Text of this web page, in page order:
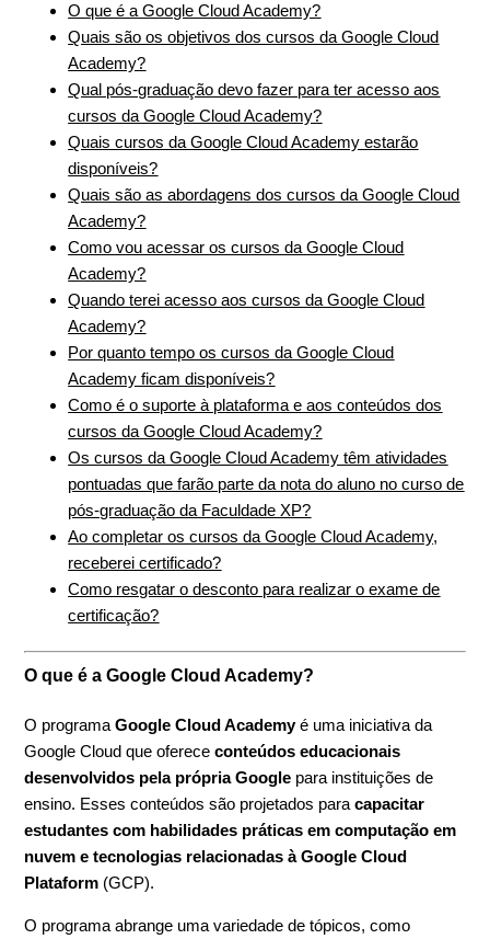
O que é a Google Cloud Academy?
Quais são os objetivos dos cursos da Google Cloud
Academy?
Qual pós-graduação devo fazer para ter acesso aos
cursos da Google Cloud Academy?
Quais cursos da Google Cloud Academy estarão
disponíveis?
Quais são as abordagens dos cursos da Google Cloud
Academy?
Como vou acessar os cursos da Google Cloud
Academy?
Quando terei acesso aos cursos da Google Cloud
Academy?
Por quanto tempo os cursos da Google Cloud
Academy ficam disponíveis?
Como é o suporte à plataforma e aos conteúdos dos
cursos da Google Cloud Academy?
Os cursos da Google Cloud Academy têm atividades
pontuadas que farão parte da nota do aluno no curso de
pós-graduação da Faculdade XP?
Ao completar os cursos da Google Cloud Academy,
receberei certificado?
Como resgatar o desconto para realizar o exame de
certificação?
O que é a Google Cloud Academy?
O programaGoogle Cloud Academyé uma iniciativa da
Google Cloud que oferececonteúdos educacionais
desenvolvidos pela própria Google para instituições de
ensino. Esses conteúdos são projetados paracapacitar
estudantes com habilidades práticas em computação em
nuvem e tecnologias relacionadas à Google Cloud
Plataform (GCP).
O programa abrange uma variedade de tópicos, como